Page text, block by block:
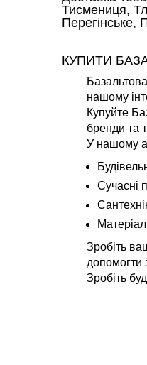
Тисмениця,
Перегінське,
КУПИТИ
нашому
Купуйте
бренди та
У нашому
Сучасні
Зробіть
допомогти
Зробіть